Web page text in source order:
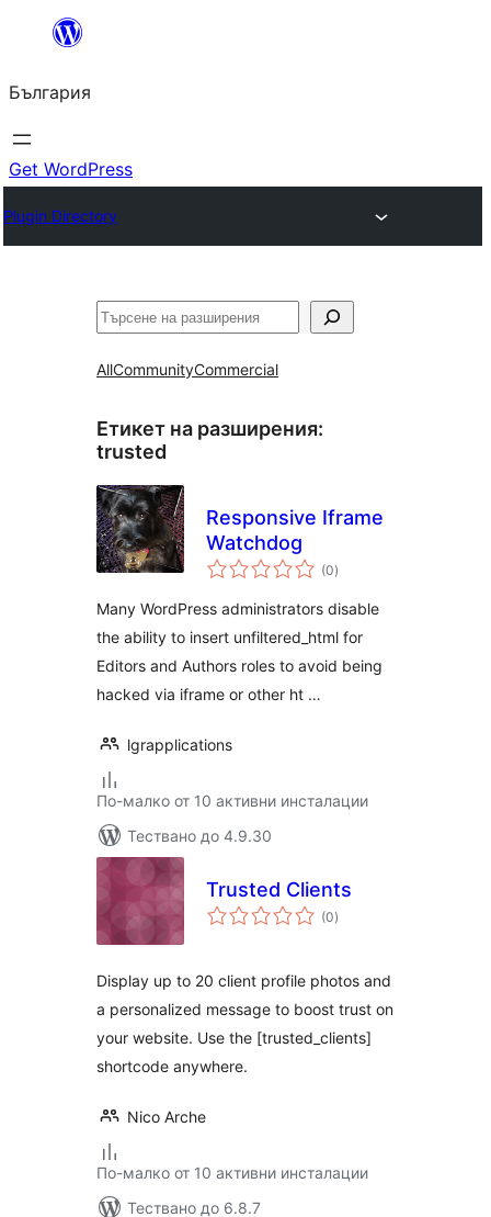
България
Get WordPress
Plugin Directory
Търсене
AllCommunityCommercial
Етикет на разширения:
trusted
Responsive Iframe
Watchdog
(0общо
оценки
)
Many WordPress administrators disable
the ability to insert unfiltered_html for
Editors and Authors roles to avoid being
hacked via iframe or other ht …
lgrapplications
По-малко от 10 активни инсталации
Тествано до 4.9.30
Trusted Clients
(0общо
оценки
)
Display up to 20 client profile photos and
a personalized message to boost trust on
your website. Use the [trusted_clients]
shortcode anywhere.
Nico Arche
По-малко от 10 активни инсталации
Тествано до 6.8.7